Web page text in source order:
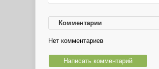
Комментарии
Нет комментариев
Написать комментарий